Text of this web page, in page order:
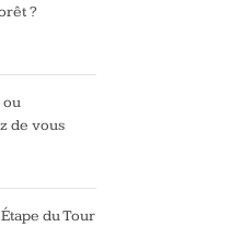
?
ou
de vous
du Tour